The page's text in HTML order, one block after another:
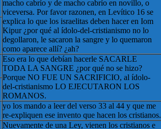
macho cabrío y de macho cabrío en novillo, o
viceversa. Por favor razonen, en Levítico 16 se
explica lo que los israelitas deben hacer en Iom
Kipur ¿por qué al ídolo-del-cristianismo no lo
degollaron, le sacaron la sangre y lo quemaron
como aparece allí? ¿ah?
Eso era lo que debían hacerle SACARLE
TODA LA SANGRE ¿por qué no se hizo?
Porque NO FUE UN SACRIFICIO, al ídolo-
del-cristianismo LO EJECUTARON LOS
ROMANOS.
yo los mando a leer del verso 33 al 44 y que me
re-expliquen ese invento que hacen los cristianos.
Nuevamente de una Ley, vienen los cristianos e